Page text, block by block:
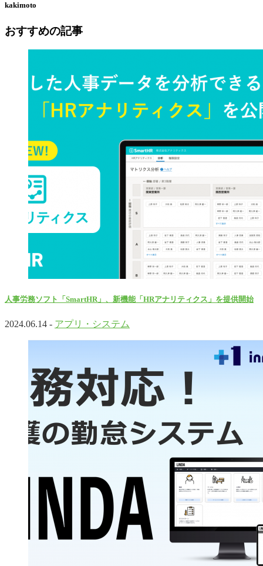
kakimoto
おすすめの記事
人事労務ソフト「SmartHR」、新機能「HRアナリティクス」を提供開始
2024.06.14 - アプリ・システム